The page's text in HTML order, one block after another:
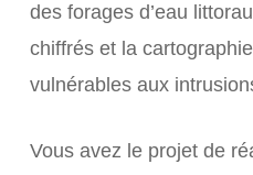
des forages d’eau
chiffrés et la
vulnérables aux
Vous avez le projet de